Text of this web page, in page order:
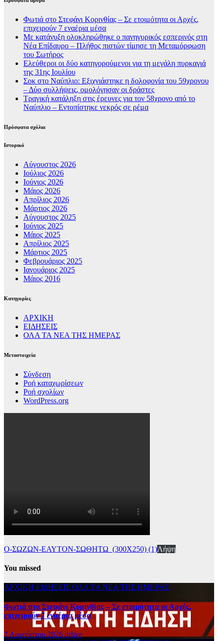
Φωτιά στο Στεφάνι Κορινθίας – Σε ετοιμότητα οι Αρχές,
επιχειρούν 7 εναέρια μέσα
Με κατάνυξη ολοκληρώθηκε ο πανηγυρικός εσπερινός στη
Νέα Επίδαυρο – Πλήθος πιστών τίμησε τη Μεταμόρφωση
του Σωτήρος
Ελεύθεροι οι δύο κατηγορούμενοι για τη μεγάλη πυρκαγιά
της 31ης Ιουλίου
Σοκ στο Ναύπλιο: Εξιχνιάστηκε η δολοφονία του 59χρονου
– Δύο συλλήψεις, ομολόγησαν οι δράστες
Τραγική κατάληξη στις έρευνες για τον 58χρονο από το
Ναύπλιο – Εντοπίστηκε νεκρός σε ρέμα
Πρόσφατα σχόλια
Ιστορικό
Αύγουστος 2026
Ιούλιος 2026
Ιούνιος 2026
Μάιος 2026
Απρίλιος 2026
Μάρτιος 2026
Αύγουστος 2025
Ιούνιος 2025
Μάιος 2025
Απρίλιος 2025
Μάρτιος 2025
Φεβρουάριος 2025
Ιανουάριος 2025
Μάιος 2016
Kατηγορίες
ΑΡΧΙΚΗ
ΕΙΔΗΣΕΙΣ
ΟΛΑ ΤΑ ΝΕΑ ΤΗΣ ΗΜΕΡΑΣ
Μεταστοιχεία
Σύνδεση
Ροή καταχωρίσεων
Ροή σχολίων
WordPress.org
Ο-ΣΩΖΩΝ-ΕΑΥΤΟΝ-ΣΩΘΗΤΩ_(300Χ250) (1)Λήψη
You missed
ΑΡΧΙΚΗ ΕΙΔΗΣΕΙΣ ΟΛΑ ΤΑ ΝΕΑ ΤΗΣ ΗΜΕΡΑΣ
Φωτιά στο Στεφάνι Κορινθίας – Σε ετοιμότητα οι Αρχές,
επιχειρούν 7 εναέρια μέσα
7 Αυγούστου 2026drlive